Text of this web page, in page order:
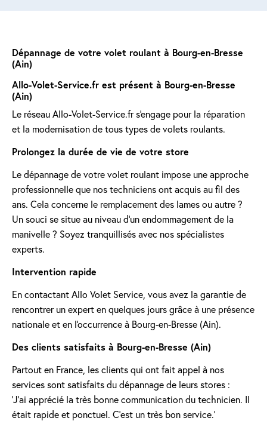
Dépannage de votre volet roulant à Bourg-en-Bresse
(Ain)
Allo-Volet-Service.fr est présent à Bourg-en-Bresse
(Ain)
Le réseau Allo-Volet-Service.fr s'engage pour la réparation
et la modernisation de tous types de volets roulants.
Prolongez la durée de vie de votre store
Le dépannage de votre volet roulant impose une approche
professionnelle que nos techniciens ont acquis au fil des
ans. Cela concerne le remplacement des lames ou autre ?
Un souci se situe au niveau d'un endommagement de la
manivelle ? Soyez tranquillisés avec nos spécialistes
experts.
Intervention rapide
En contactant Allo Volet Service, vous avez la garantie de
rencontrer un expert en quelques jours grâce à une présence
nationale et en l'occurrence à Bourg-en-Bresse (Ain).
Des clients satisfaits à Bourg-en-Bresse (Ain)
Partout en France, les clients qui ont fait appel à nos
services sont satisfaits du dépannage de leurs stores :
'J’ai apprécié la très bonne communication du technicien. Il
était rapide et ponctuel. C’est un très bon service.'